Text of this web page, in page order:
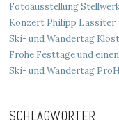
Fotoausstellung
Konzert Philipp Lassiter
Ski- und Wandertag
Frohe Festtage und
Ski- und Wandertag
SCHLAGWÖRTER